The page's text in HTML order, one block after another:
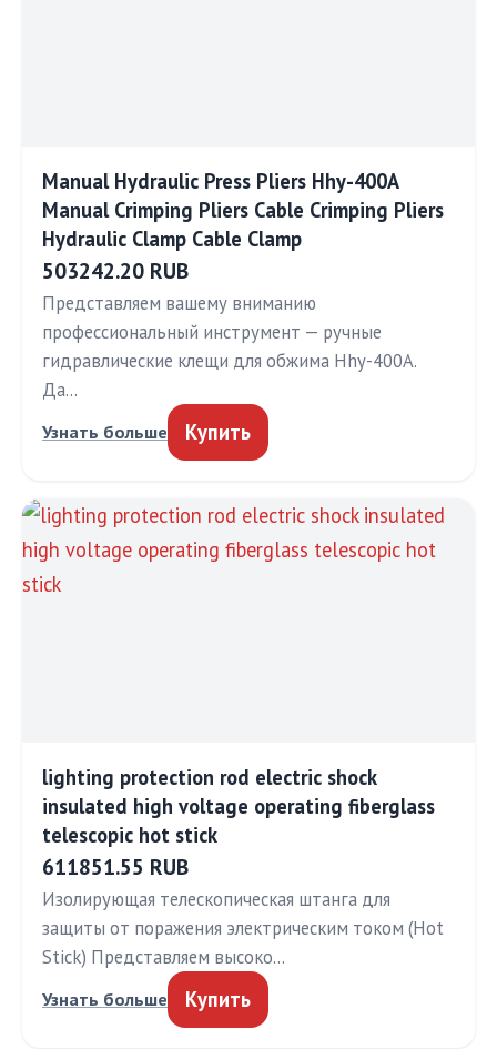
Manual Hydraulic Press Pliers Hhy-400A
Manual Crimping Pliers Cable Crimping Pliers
Hydraulic Clamp Cable Clamp
503242.20 RUB
Представляем вашему вниманию
профессиональный инструмент — ручные
гидравлические клещи для обжима Hhy-400A.
Да…
Узнать больше Купить
lighting protection rod electric shock
insulated high voltage operating fiberglass
telescopic hot stick
611851.55 RUB
Изолирующая телескопическая штанга для
защиты от поражения электрическим током (Hot
Stick) Представляем высоко…
Узнать больше Купить